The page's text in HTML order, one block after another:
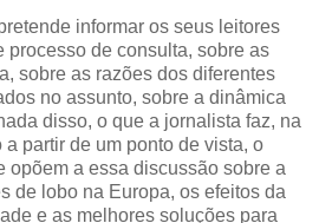
informar os seus leitores
processo de consulta, sobre as
sobre as razões dos diferentes
no assunto, sobre a dinâmica
disso, o que a jornalista faz, na
partir de um ponto de vista, o
opõem a essa discussão sobre a
de lobo na Europa, os efeitos da
e as melhores soluções para